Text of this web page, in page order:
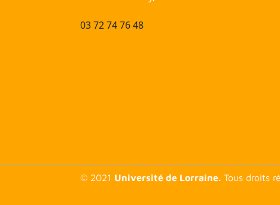
03 72 74 76 48
© 2021 Université de Lorraine. Tous droits